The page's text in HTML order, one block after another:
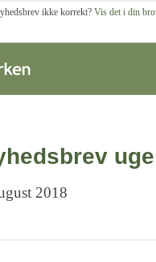
ikke korrekt? Vis det i din
2018